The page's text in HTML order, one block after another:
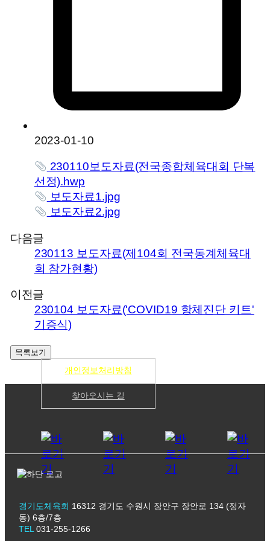
2023-01-10
230110보도자료(전국종합체육대회 단복
선정).hwp
보도자료1.jpg
보도자료2.jpg
다음글
230113 보도자료(제104회 전국동계체육대
회 참가현황)
이전글
230104 보도자료('COVID19 항체진단 키트'
기증식)
개인정보처리방침
찾아오시는 길
경기도체육회 16312 경기도 수원시 장안구 장안로 134 (정자
동) 6층/7층
TEL 031-255-1266